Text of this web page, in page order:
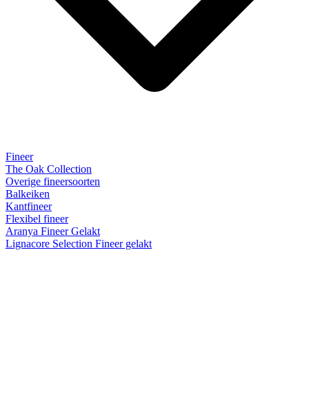
Fineer
The Oak Collection
Overige fineersoorten
Balkeiken
Kantfineer
Flexibel fineer
Aranya Fineer Gelakt
Lignacore Selection Fineer gelakt